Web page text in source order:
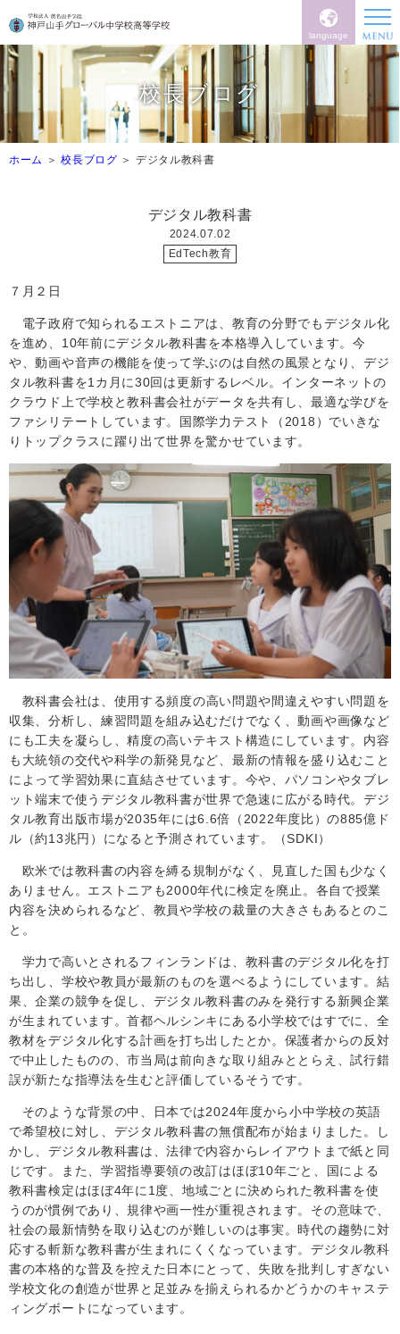
language
校長ブログ
ホーム 校長ブログ デジタル教科書
デジタル教科書
2024.07.02
EdTech教育
７月２日
電子政府で知られるエストニアは、教育の分野でもデジタル化
を進め、10年前にデジタル教科書を本格導入しています。今
や、動画や音声の機能を使って学ぶのは自然の風景となり、デジ
タル教科書を1カ月に30回は更新するレベル。インターネットの
クラウド上で学校と教科書会社がデータを共有し、最適な学びを
ファシリテートしています。国際学力テスト（2018）でいきな
りトップクラスに躍り出て世界を驚かせています。
教科書会社は、使用する頻度の高い問題や間違えやすい問題を
収集、分析し、練習問題を組み込むだけでなく、動画や画像など
にも工夫を凝らし、精度の高いテキスト構造にしています。内容
も大統領の交代や科学の新発見など、最新の情報を盛り込むこと
によって学習効果に直結させています。今や、パソコンやタブレ
ット端末で使うデジタル教科書が世界で急速に広がる時代。デジ
タル教育出版市場が2035年には6.6倍（2022年度比）の885億ド
ル（約13兆円）になると予測されています。（SDKI）
欧米では教科書の内容を縛る規制がなく、見直した国も少なく
ありません。エストニアも2000年代に検定を廃止。各自で授業
内容を決められるなど、教員や学校の裁量の大きさもあるとのこ
と。
学力で高いとされるフィンランドは、教科書のデジタル化を打
ち出し、学校や教員が最新のものを選べるようにしています。結
果、企業の競争を促し、デジタル教科書のみを発行する新興企業
が生まれています。首都ヘルシンキにある小学校ではすでに、全
教材をデジタル化する計画を打ち出したとか。保護者からの反対
で中止したものの、市当局は前向きな取り組みととらえ、試行錯
誤が新たな指導法を生むと評価しているそうです。
そのような背景の中、日本では2024年度から小中学校の英語
で希望校に対し、デジタル教科書の無償配布が始まりました。し
かし、デジタル教科書は、法律で内容からレイアウトまで紙と同
じです。また、学習指導要領の改訂はほぼ10年ごと、国による
教科書検定はほぼ4年に 1 度、地域ごとに決められた教科書を使
うのが慣例であり、規律や画一性が重視されます。その意味で、
社会の最新情勢を取り込むのが難しいのは事実。時代の趨勢に対
応する斬新な教科書が生まれにくくなっています。デジタル教科
書の本格的な普及を控えた日本にとって、失敗を批判しすぎない
学校文化の創造が世界と足並みを揃えられるかどうかのキャステ
ィングボートになっています。